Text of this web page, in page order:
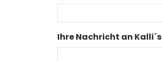
Ihre Nachricht an Kalli´s